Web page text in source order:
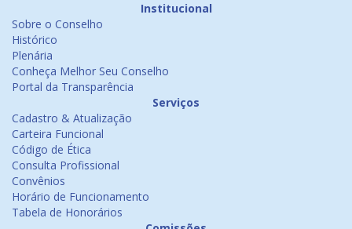
Institucional
Sobre o Conselho
Histórico
Plenária
Conheça Melhor Seu Conselho
Portal da Transparência
Serviços
Cadastro & Atualização
Carteira Funcional
Código de Ética
Consulta Profissional
Convênios
Horário de Funcionamento
Tabela de Honorários